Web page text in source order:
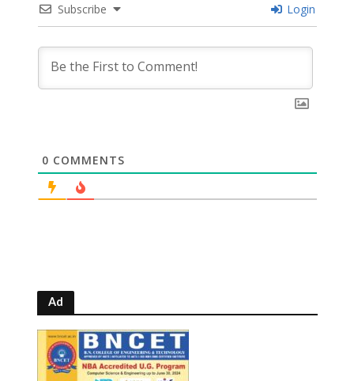
Subscribe Login
0 COMMENTS
Ad